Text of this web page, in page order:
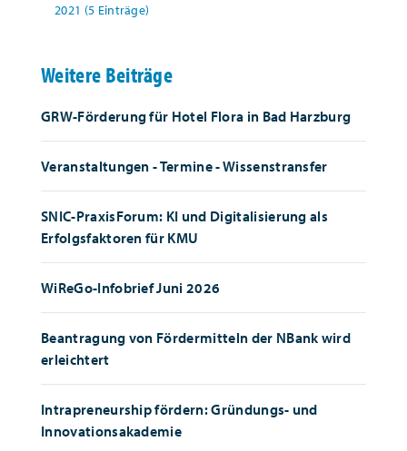
2021 (5 Einträge)
Weitere Beiträge
GRW-Förderung für Hotel Flora in Bad Harzburg
Veranstaltungen - Termine - Wissenstransfer
SNIC-PraxisForum: KI und Digitalisierung als
Erfolgsfaktoren für KMU
WiReGo-Infobrief Juni 2026
Beantragung von Fördermitteln der NBank wird
erleichtert
Intrapreneurship fördern: Gründungs- und
Innovationsakademie